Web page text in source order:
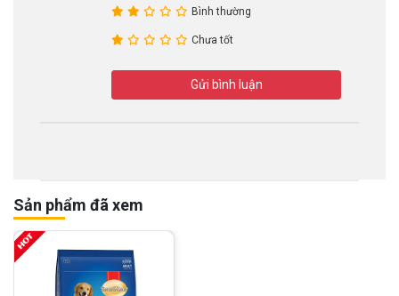
Bình thường
Chưa tốt
Gửi bình luận
Sản phẩm đã xem